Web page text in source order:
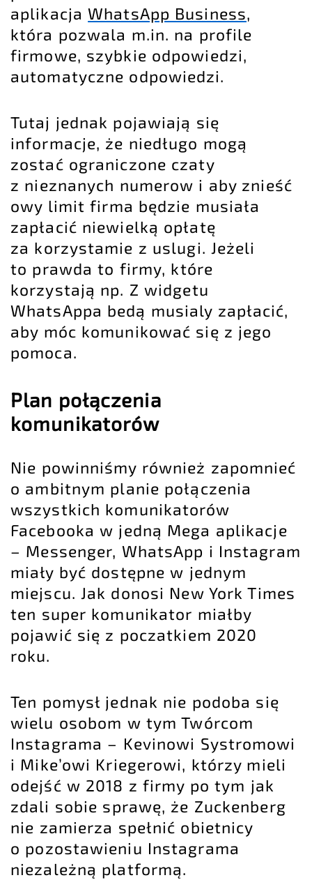
aplikacjaWhatsApp Business,
która pozwala m.in. na profile
firmowe, szybkie odpowiedzi,
automatyczne odpowiedzi.
Tutaj jednak pojawiają się
informacje, że niedługo mogą
zostać ograniczone czaty
z nieznanych numerow i aby znieść
owy limit firma będzie musiała
zapłacić niewielką opłatę
za korzystamie z uslugi. Jeżeli
to prawda to firmy, które
korzystają np. Z widgetu
WhatsAppa bedą musialy zapłacić,
aby móc komunikować się z jego
pomoca.
Plan połączenia
komunikatorów
Nie powinniśmy również zapomnieć
o ambitnym planie połączenia
wszystkich komunikatorów
Facebooka w jedną Mega aplikacje
– Messenger, WhatsApp i Instagram
miały być dostępne w jednym
miejscu. Jak donosi New York Times
ten super komunikator miałby
pojawić się z poczatkiem 2020
roku.
Ten pomysł jednak nie podoba się
wielu osobom w tym Twórcom
Instagrama – Kevinowi Systromowi
i Mike’owi Kriegerowi, którzy mieli
odejść w 2018 z firmy po tym jak
zdali sobie sprawę, że Zuckenberg
nie zamierza spełnić obietnicy
o pozostawieniu Instagrama
niezależną platformą.